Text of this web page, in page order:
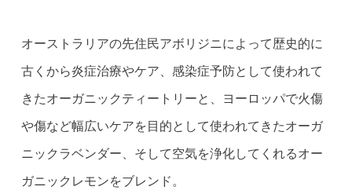
オーストラリアの先住民アボリジニによって歴史的に
古くから炎症治療やケア、感染症予防として使われて
きたオーガニックティートリーと、ヨーロッパで火傷
や傷など幅広いケアを目的として使われてきたオーガ
ニックラベンダー、そして空気を浄化してくれるオー
ガニックレモンをブレンド。